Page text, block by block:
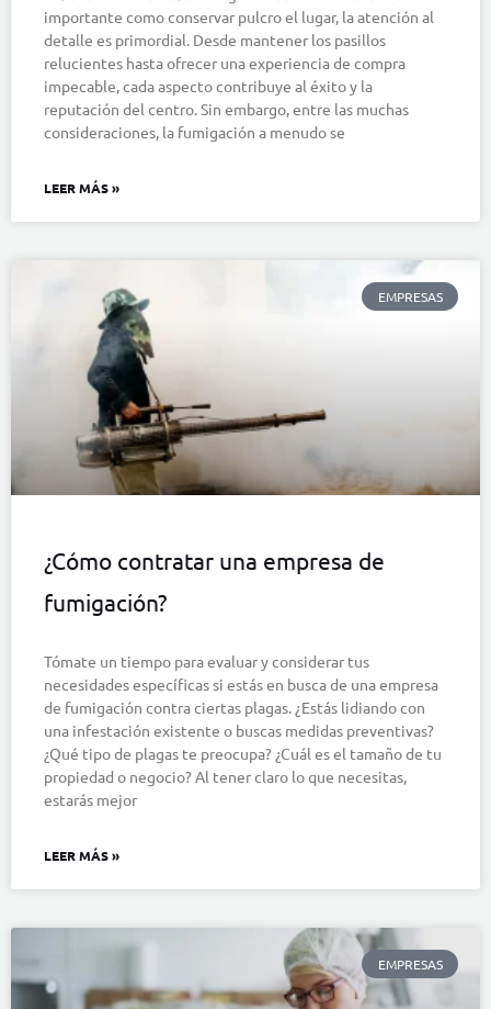
importante como conservar pulcro el lugar, la atención al
detalle es primordial. Desde mantener los pasillos
relucientes hasta ofrecer una experiencia de compra
impecable, cada aspecto contribuye al éxito y la
reputación del centro. Sin embargo, entre las muchas
consideraciones, la fumigación a menudo se
LEER MÁS »
EMPRESAS
¿Cómo contratar una empresa de
fumigación?
Tómate un tiempo para evaluar y considerar tus
necesidades específicas si estás en busca de una empresa
de fumigación contra ciertas plagas. ¿Estás lidiando con
una infestación existente o buscas medidas preventivas?
¿Qué tipo de plagas te preocupa? ¿Cuál es el tamaño de tu
propiedad o negocio? Al tener claro lo que necesitas,
estarás mejor
LEER MÁS »
EMPRESAS